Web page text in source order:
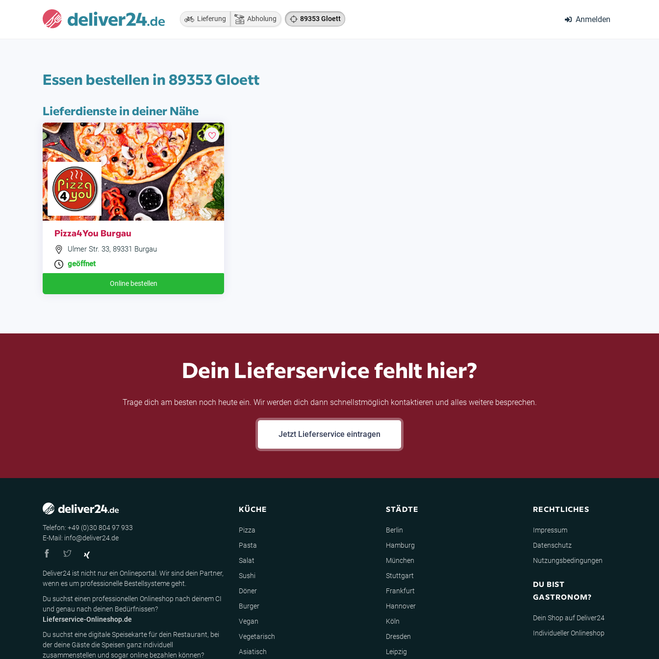
Anmelden
Lieferung Abholung 89353 Gloett
Essen bestellen in 89353 Gloett
Lieferdienste in deiner Nähe
Pizza4You Burgau
Ulmer Str. 33, 89331 Burgau
geöffnet
Online bestellen
Dein Lieferservice fehlt hier?
Trage dich am besten noch heute ein. Wir werden dich dann schnellstmöglich kontaktieren und alles weitere besprechen.
Jetzt Lieferservice eintragen
Telefon: +49 (0)30 804 97 933
E-Mail: info@deliver24.de
Deliver24 ist nicht nur ein Onlineportal. Wir sind dein Partner,
wenn es um professionelle Bestellsysteme geht.
Du suchst einen professionellen Onlineshop nach deinem CI
und genau nach deinen Bedürfnissen?
Lieferservice-Onlineshop.de
Du suchst eine digitale Speisekarte für dein Restaurant, bei
der deine Gäste die Speisen ganz individuell
zusammenstellen und sogar online bezahlen können?
KÜCHE
Pizza
Pasta
Salat
Sushi
Döner
Burger
Vegan
Vegetarisch
Asiatisch
STÄDTE
Berlin
Hamburg
München
Stuttgart
Frankfurt
Hannover
Köln
Dresden
Leipzig
RECHTLICHES
Impressum
Datenschutz
Nutzungsbedingungen
DU BIST
GASTRONOM?
Dein Shop auf Deliver24
Individueller Onlineshop